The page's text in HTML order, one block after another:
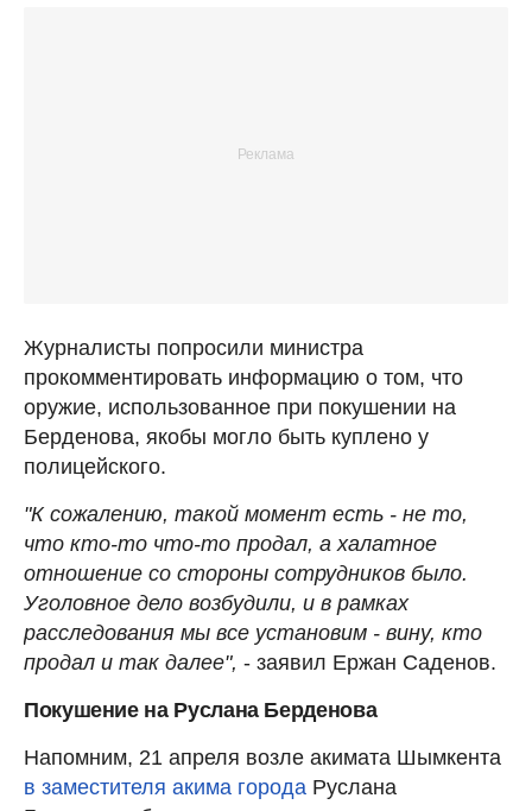
Журналисты попросили министра
прокомментировать информацию о том, что
оружие, использованное при покушении на
Берденова, якобы могло быть куплено у
полицейского.
"К сожалению, такой момент есть - не то,
что кто-то что-то продал, а халатное
отношение со стороны сотрудников было.
Уголовное дело возбудили, и в рамках
расследования мы все установим - вину, кто
продал и так далее", - заявил Ержан Саденов.
Покушение на Руслана Берденова
Напомним, 21 апреля возле акимата Шымкента
в заместителя акима города Руслана